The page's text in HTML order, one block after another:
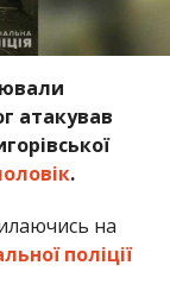
атакував
.
на
поліції